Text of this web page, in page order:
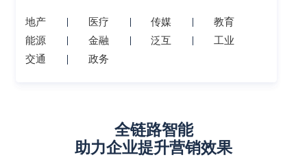
地产 医疗 传媒
教育
能源
金融 泛互
工业
交通
政务
全链路智能
助力企业提升营销效果